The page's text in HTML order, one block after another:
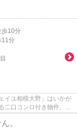
歩10分
11分
イユ相模大野」はいかが
二口コンロ付き物件。電
。